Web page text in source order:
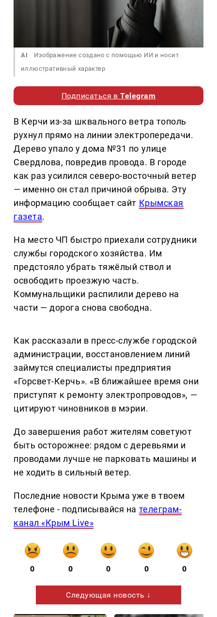
AI
Изображение создано с помощью ИИ и носит
иллюстративный характер
Подписаться вTelegram
В Керчи из-за шквального ветра тополь
рухнул прямо на линии электропередачи.
Дерево упало у дома №31 по улице
Свердлова, повредив провода. В городе
как раз усилился северо-восточный ветер
— именно он стал причиной обрыва. Эту
информацию сообщает сайт Крымская
газета.
На место ЧП быстро приехали сотрудники
службы городского хозяйства. Им
предстояло убрать тяжёлый ствол и
освободить проезжую часть.
Коммунальщики распилили дерево на
части — дорога снова свободна.
Как рассказали в пресс-службе городской
администрации, восстановлением линий
займутся специалисты предприятия
«Горсвет-Керчь». «В ближайшее время они
приступят к ремонту электропроводов», —
цитируют чиновников в мэрии.
До завершения работ жителям советуют
быть осторожнее: рядом с деревьями и
проводами лучше не парковать машины и
не ходить в сильный ветер.
Последние новости Крыма уже в твоем
телефоне - подписывайся на телеграм-
канал «Крым Live»
0 0 0 0 0
Следующая новость ↓